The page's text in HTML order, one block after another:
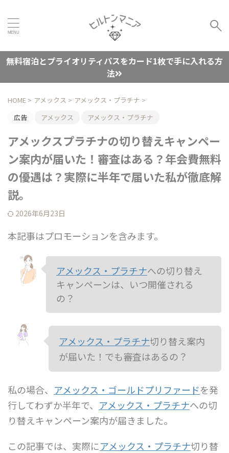
無料宿泊とプライオリティパスをカード1枚で手に入れる方
法
HOME > アメックス > アメックス・プラチナ >
広告
アメックス アメックス・プラチナ
アメックスプラチナの切り替えキャンペー
ン案内が届いた！審査はある？年会費無料
の優遇は？実際に半年で届いた私が徹底解
説。
2026年6月23日
本記事はプロモーションを含みます。
アメックス・プラチナへの切り替え
キャンペーンは、いつ開催される
の？
アメックス・プラチナ切り替え案内
が届いた！でも審査はあるの？
私の場合、 アメックス・ゴールドプリファードを発
行してわずか半年で、 アメックス・プラチナへの切
り替えキャンペーン案内が届きました。
この記事では、実際にアメックス・プラチナ切り替